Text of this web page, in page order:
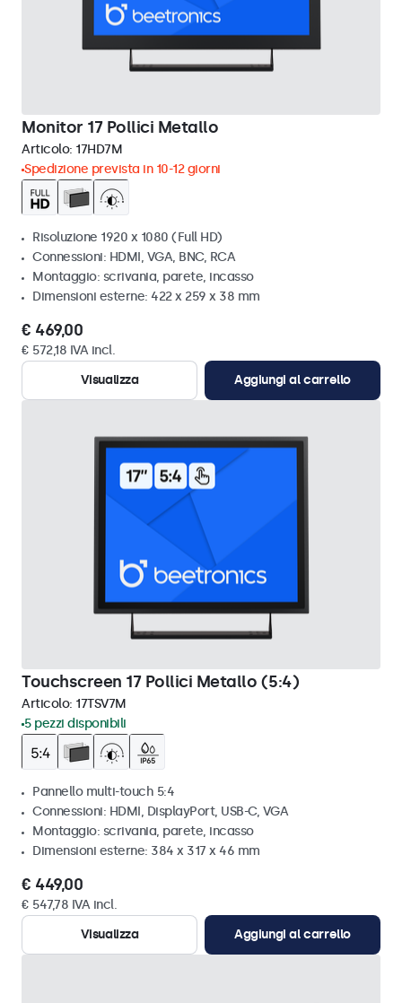
Monitor 17 Pollici Metallo
Articolo: 17HD7M
Spedizione prevista in 10-12 giorni
Risoluzione 1920 x 1080 (Full HD)
Connessioni: HDMI, VGA, BNC, RCA
Montaggio: scrivania, parete, incasso
Dimensioni esterne: 422 x 259 x 38 mm
€ 469,00
€ 572,18 IVA incl.
Visualizza
Aggiungi al carrello
Touchscreen 17 Pollici Metallo (5:4)
Articolo: 17TSV7M
5 pezzi disponibili
Pannello multi-touch 5:4
Connessioni: HDMI, DisplayPort, USB-C, VGA
Montaggio: scrivania, parete, incasso
Dimensioni esterne: 384 x 317 x 46 mm
€ 449,00
€ 547,78 IVA incl.
Visualizza
Aggiungi al carrello